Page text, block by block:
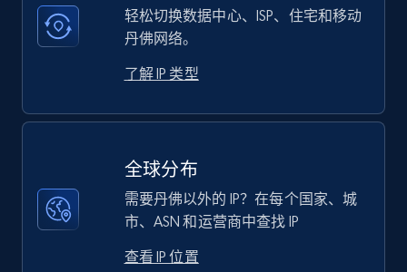
轻松切换数据中心、ISP、住宅和移动
丹佛网络。
了解 IP 类型
全球分布
需要丹佛以外的 IP？在每个国家、城
市、ASN 和运营商中查找 IP
查看 IP 位置